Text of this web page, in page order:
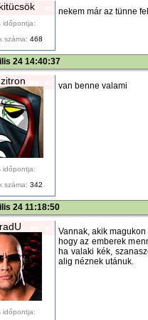
időpontja:
száma: 468
nekem már az tünne
24 14:40:37
időpontja:
száma: 342
van benne valami
24 11:18:50
időpontja:
Vannak, akik
hogy az emberek
ha valaki kék,
alig néznek utánuk.